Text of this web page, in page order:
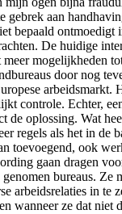
gebrek aan
bepaald ontmoedigt
De huidige
meer mogelijkheden
door nog
arbeidsmarkt.
controle. Echter,
de oplossing. Wat
regels als het in de
toevoegend, ook
gaan dragen
bureaus. Ze
arbeidsrelaties in te
wanneer ze dat niet